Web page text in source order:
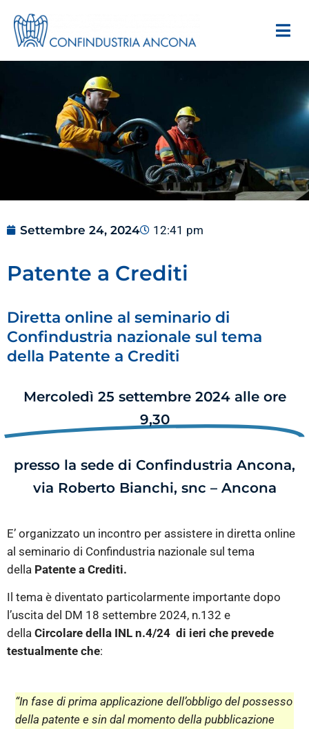
Settembre 24, 2024 12:41 pm
Patente a Crediti
Diretta online al seminario di
Confindustria nazionale sul tema
della Patente a Crediti
Mercoledì 25 settembre 2024 alle ore
9,30
presso la sede di Confindustria Ancona,
via Roberto Bianchi, snc – Ancona
E’ organizzato un incontro per assistere in diretta online
al seminario di Confindustria nazionale sul tema
della Patente a Crediti.
Il tema è diventato particolarmente importante dopo
l’uscita del DM 18 settembre 2024, n.132 e
della Circolare della INL n.4/24 di ieri che prevede
testualmente che:
“In fase di prima applicazione dell’obbligo del possesso
della patente e sin dal momento della pubblicazione